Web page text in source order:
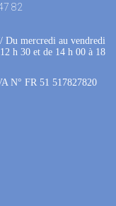
82
Du mercredi au vendredi
h 30 et de 14 h 00 à 18
N° FR 51 517827820